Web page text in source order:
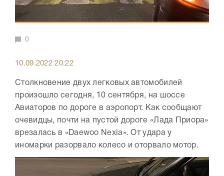
0
10.09.2022 20:22
Столкновение двух легковых автомобилей
произошло сегодня, 10 сентября, на шоссе
Авиаторов по дороге в аэропорт. Как сообщают
очевидцы, почти на пустой дороге «Лада Приора»
врезалась в «Daewoo Nexia». От удара у
иномарки разорвало колесо и оторвало мотор.